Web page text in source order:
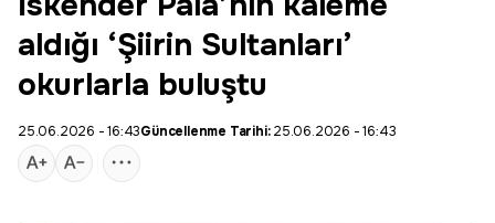
aldığı ‘Şiirin Sultanları’
okurlarla buluştu
25.06.2026 - 16:43Güncellenme Tarihi:25.06.2026 - 16:43